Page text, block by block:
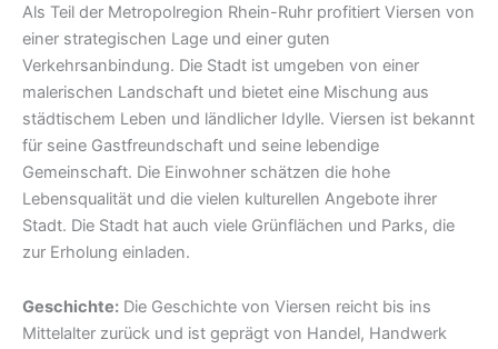
Als Teil der Metropolregion Rhein-Ruhr profitiert Viersen von
einer strategischen Lage und einer guten
Verkehrsanbindung. Die Stadt ist umgeben von einer
malerischen Landschaft und bietet eine Mischung aus
städtischem Leben und ländlicher Idylle. Viersen ist bekannt
für seine Gastfreundschaft und seine lebendige
Gemeinschaft. Die Einwohner schätzen die hohe
Lebensqualität und die vielen kulturellen Angebote ihrer
Stadt. Die Stadt hat auch viele Grünflächen und Parks, die
zur Erholung einladen.
Geschichte: Die Geschichte von Viersen reicht bis ins
Mittelalter zurück und ist geprägt von Handel, Handwerk